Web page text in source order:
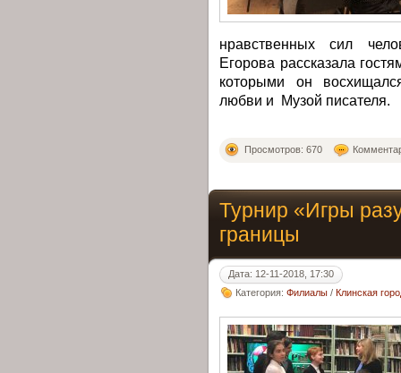
нравственных сил
Егорова рассказала
которыми он
любви и Музой писателя.
Просмотров: 670
Турнир «Игры
границы
Дата: 12-11-2018, 17:30
Категория: Филиалы / Клинская